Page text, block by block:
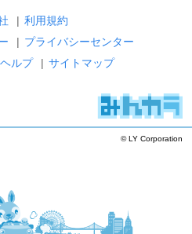
| 利用規約
| プライバシーセンター
ヘルプ | サイトマップ
© LY Corporation